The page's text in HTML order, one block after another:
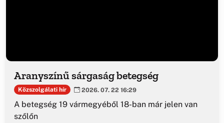
Aranyszínű sárgaság betegség
Közszolgálati hír 2026. 07. 22 16:29
A betegség 19 vármegyéből 18-ban már jelen van
szőlőn